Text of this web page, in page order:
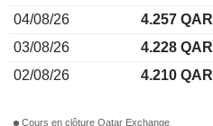
04/08/26
4.257 QAR
03/08/26
4.228 QAR
02/08/26
4.210 QAR
Cours en clôture Qatar Exchange